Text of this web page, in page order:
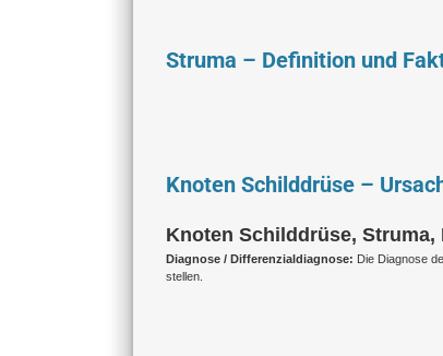
Struma – Definition und
Knoten Schilddrüse –
Knoten Schilddrüse,
Diagnose / Differenzialdiagnose: Die Diagnose
stellen.